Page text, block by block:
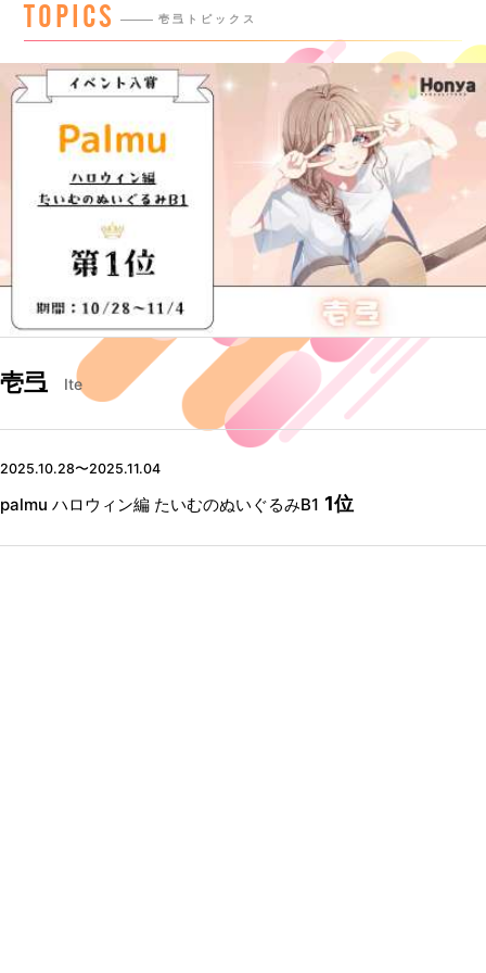
TOPICS 壱弖トピックス
壱弖 Ite
2025.10.28〜2025.11.04
palmu ハロウィン編 たいむのぬいぐるみB1 1位